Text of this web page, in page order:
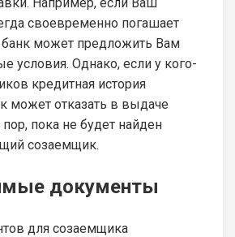
своевременно погашает
может предложить Вам
условия. Однако, если у кого-
кредитная история
может отказать в выдаче
пор, пока не будет найден
созаемщик.
документы
для созаемщика